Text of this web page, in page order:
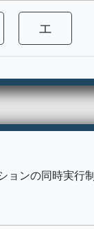
エ
ョンの同時実行